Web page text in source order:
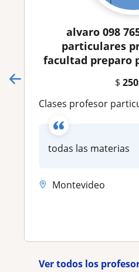
alvaro 098
particulares
facultad preparo
$ 250
clases profesor particular fisica fisica basica fisica para ingenieria liceo
todas las materias
Montevideo
Ver todos los